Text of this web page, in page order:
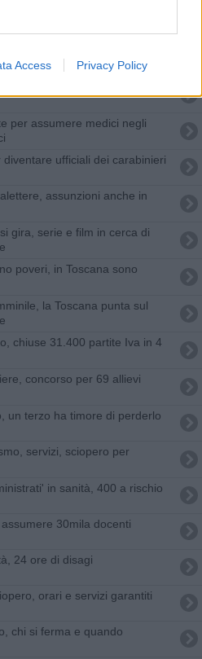
Access Privacy Policy
cresce il lavoro stabile
per assumere medici negli
diventare ufficiali dei carabinieri
assunzioni anche in
gira, serie e film in cerca di
poveri, in Toscana sono
la Toscana punta sul
chiuse 31.400 partite Iva in 4
concorso per 69 allievi
un terzo ha timore di perderlo
servizi, sciopero per
in sanità, 400 a rischio
30mila docenti
24 ore di disagi
orari e servizi garantiti
chi si ferma e quando